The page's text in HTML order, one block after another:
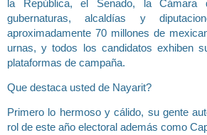
la República, el Senado, la Cámara
gubernaturas, alcaldías y
aproximadamente 70 millones de
urnas, y todos los candidatos exhiben
plataformas de campaña.
Que destaca usted de Nayarit?
Primero lo hermoso y cálido, su gente
rol de este año electoral además como